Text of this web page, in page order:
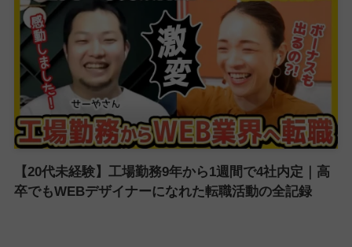
【20代未経験】工場勤務9年から1週間で4社内定｜高
卒でもWEBデザイナーになれた転職活動の全記録